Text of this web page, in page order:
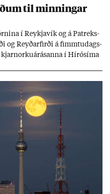
til minn­ing­ar
í Reykja­vík og á Pat­reks­
og Reyð­ar­firði á fimmtu­dags­
í Hírósíma